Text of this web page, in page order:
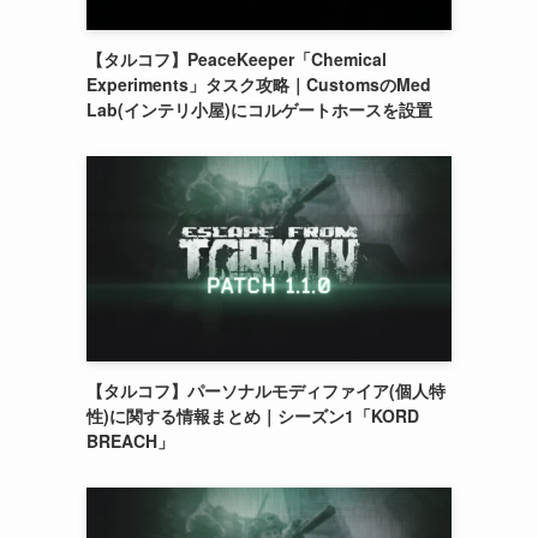
【タルコフ】PeaceKeeper「Chemical
Experiments」タスク攻略｜CustomsのMed
Lab(インテリ小屋)にコルゲートホースを設置
【タルコフ】パーソナルモディファイア(個人特
性)に関する情報まとめ｜シーズン1「KORD
BREACH」